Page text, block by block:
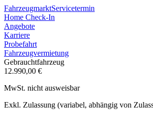
FahrzeugmarktServicetermin
Home Check-In
Angebote
Karriere
Probefahrt
Fahrzeugvermietung
Gebrauchtfahrzeug
12.990,00 €
MwSt. nicht ausweisbar
Exkl. Zulassung (variabel, abhängig von